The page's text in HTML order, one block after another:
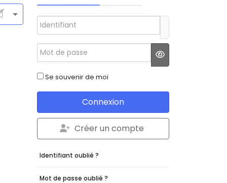
Identifiant
Mot de passe
Se souvenir de moi
Connexion
Créer un compte
Identifiant oublié ?
Mot de passe oublié ?